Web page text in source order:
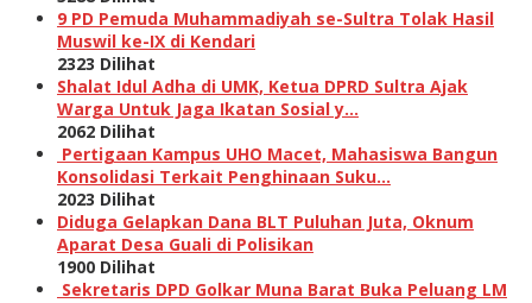
9 PD Pemuda Muhammadiyah se-Sultra Tolak Hasil
Muswil ke-IX di Kendari
2323 Dilihat
Shalat Idul Adha di UMK, Ketua DPRD Sultra Ajak
Warga Untuk Jaga Ikatan Sosial y…
2062 Dilihat
Pertigaan Kampus UHO Macet, Mahasiswa Bangun
Konsolidasi Terkait Penghinaan Suku…
2023 Dilihat
Diduga Gelapkan Dana BLT Puluhan Juta, Oknum
Aparat Desa Guali di Polisikan
1900 Dilihat
Sekretaris DPD Golkar Muna Barat Buka Peluang LM